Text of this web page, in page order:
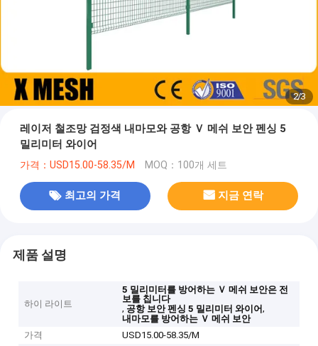
2/3
레이저 철조망 검정색 내마모와 공항 Ｖ 메쉬 보안 펜싱 5
밀리미터 와이어
가격：USD15.00-58.35/M MOQ：100개 세트
최고의 가격 지금 연락
제품 설명
하이 라이트
5 밀리미터를 방어하는 Ｖ 메쉬 보안은 전
보를 칩니다
, 공항 보안 펜싱 5 밀리미터 와이어,
내마모를 방어하는 Ｖ 메쉬 보안
가격
USD15.00-58.35/M